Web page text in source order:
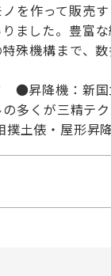
を作って販売
ました。豊富
殊機構まで、
●昇降機：新国
多くが三精テ
土俵・屋形昇